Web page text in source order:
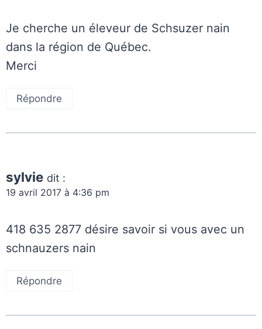
Je cherche un éleveur de Schsuzer nain
dans la région de Québec.
Merci
Répondre
sylvie dit :
19 avril 2017 à 4:36 pm
418 635 2877 désire savoir si vous avec un
schnauzers nain
Répondre